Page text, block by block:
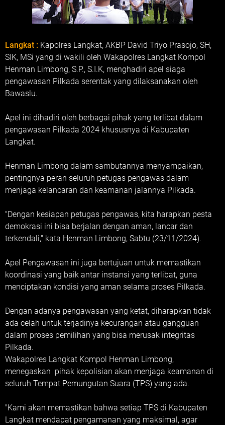
Langkat : Kapolres Langkat, AKBP David Triyo Prasojo, SH,
SIK, MSi yang di wakili oleh Wakapolres Langkat Kompol
Henman Limbong, S.P., S.I.K, menghadiri apel siaga
pengawasan Pilkada serentak yang dilaksanakan oleh
Bawaslu.
Apel ini dihadiri oleh berbagai pihak yang terlibat dalam
pengawasan Pilkada 2024 khususnya di Kabupaten
Langkat.
Henman Limbong dalam sambutannya menyampaikan,
pentingnya peran seluruh petugas pengawas dalam
menjaga kelancaran dan keamanan jalannya Pilkada.
"Dengan kesiapan petugas pengawas, kita harapkan pesta
demokrasi ini bisa berjalan dengan aman, lancar dan
terkendali," kata Henman Limbong, Sabtu (23/11/2024).
Apel Pengawasan ini juga bertujuan untuk memastikan
koordinasi yang baik antar instansi yang terlibat, guna
menciptakan kondisi yang aman selama proses Pilkada.
Dengan adanya pengawasan yang ketat, diharapkan tidak
ada celah untuk terjadinya kecurangan atau gangguan
dalam proses pemilihan yang bisa merusak integritas
Pilkada.
Wakapolres Langkat Kompol Henman Limbong,
menegaskan pihak kepolisian akan menjaga keamanan di
seluruh Tempat Pemungutan Suara (TPS) yang ada.
"Kami akan memastikan bahwa setiap TPS di Kabupaten
Langkat mendapat pengamanan yang maksimal, agar